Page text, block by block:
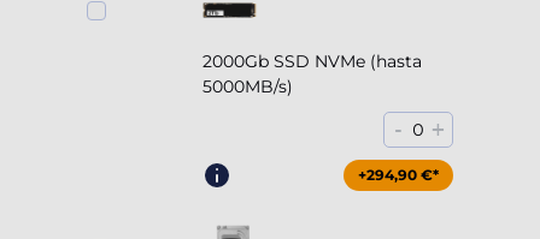
2000Gb SSD NVMe (hasta
5000MB/s)
- 0 +
+294,90 €*